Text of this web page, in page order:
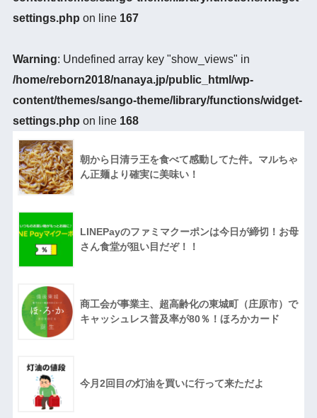
settings.php on line 167
Warning: Undefined array key "show_views" in
/home/reborn2018/nanaya.jp/public_html/wp-
content/themes/sango-theme/library/functions/widget-
settings.php on line 168
朝から日清ラ王を食べて感動してた件。マルちゃ
ん正麺より確実に美味い！
LINEPayのファミマクーポンは今日が締切！お母
さん食堂が狙い目だぞ！！
商工会が事業主、超高齢化の東城町（庄原市）で
キャッシュレス普及率が80％！ほろかカード
今月2回目の灯油を買いに行って来ただよ